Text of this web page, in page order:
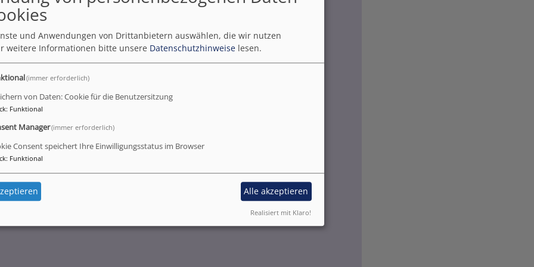
und Anwendungen von Drittanbietern auswählen, die wir nutzen
weitere Informationen bitte unsere Datenschutzhinweise lesen.
(immer erforderlich)
von Daten: Cookie für die Benutzersitzung
: Funktional
Manager(immer erforderlich)
Consent speichert Ihre Einwilligungsstatus im Browser
: Funktional
Alle akzeptieren
Realisiert mit Klaro!